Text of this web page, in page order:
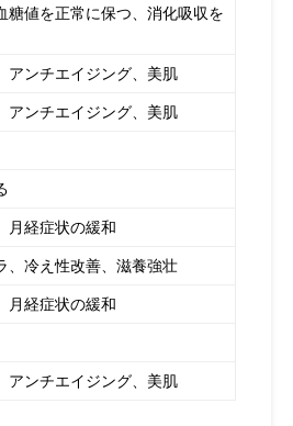
糖値を正常に保つ、消化吸収を
アンチエイジング、美肌
アンチエイジング、美肌
月経症状の緩和
、冷え性改善、滋養強壮
月経症状の緩和
アンチエイジング、美肌